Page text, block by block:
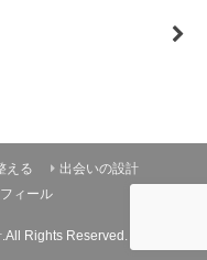
える
出会いの設計
ィール
.All Rights Reserved.